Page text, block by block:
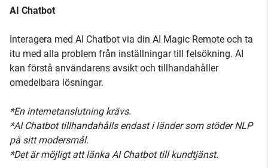
AI Chatbot
Interagera med AI Chatbot via din AI Magic Remote och ta
itu med alla problem från inställningar till felsökning. AI
kan förstå användarens avsikt och tillhandahåller
omedelbara lösningar.
*En internetanslutning krävs.
*AI Chatbot tillhandahålls endast i länder som stöder NLP
på sitt modersmål.
*Det är möjligt att länka AI Chatbot till kundtjänst.